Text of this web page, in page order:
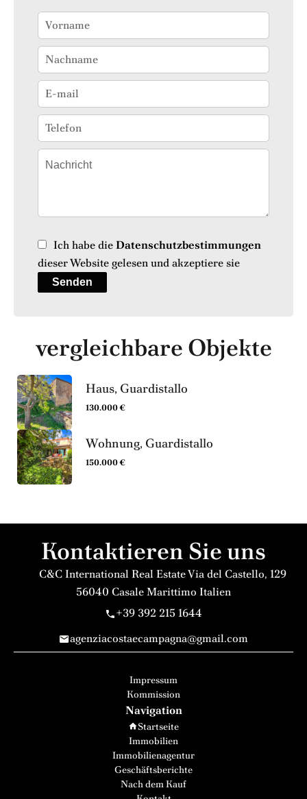
Ich habe dieDatenschutzbestimmungen
dieser Website gelesen und akzeptiere sie
Senden
vergleichbare Objekte
Haus, Guardistallo
130.000 €
Wohnung, Guardistallo
150.000 €
Kontaktieren Sie uns
C&C International Real EstateVia del Castello, 129
56040 Casale Marittimo Italien
+39 392 215 1644
agenziacostaecampagna@gmail.com
Impressum
Kommission
Navigation
Startseite
Immobilien
Immobilienagentur
Geschäftsberichte
Nach dem Kauf